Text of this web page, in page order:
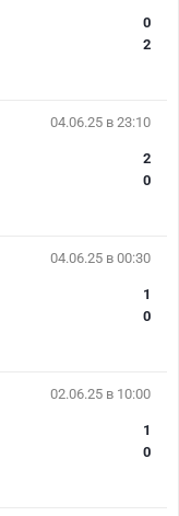
0
2
04.06.25 в 23:10
2
0
04.06.25 в 00:30
1
0
02.06.25 в 10:00
1
0